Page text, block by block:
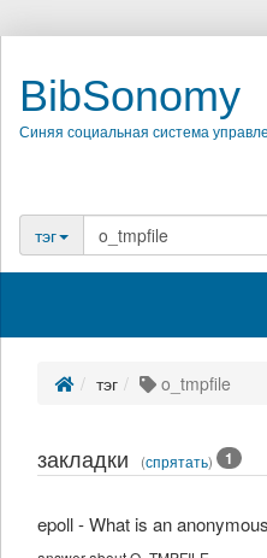
BibSonomy
Синяя социальная система
тэг
тэг o_tmpfile
закладки (спрятать) 1